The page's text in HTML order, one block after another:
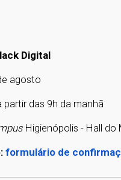
Digital
agosto
partir das 9h da manhã
Higienópolis - Hall do
formulário de 1